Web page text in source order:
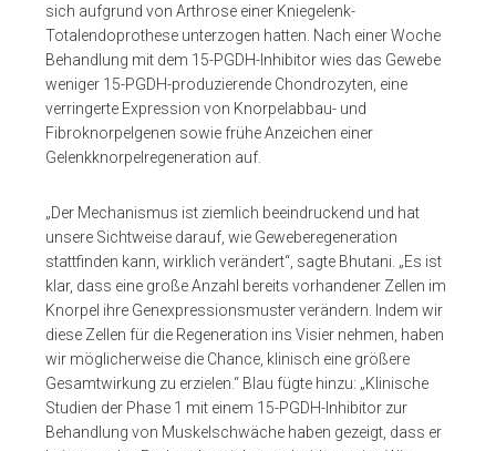
sich aufgrund von Arthrose einer Kniegelenk-
Totalendoprothese unterzogen hatten. Nach einer Woche
Behandlung mit dem 15-PGDH-Inhibitor wies das Gewebe
weniger 15-PGDH-produzierende Chondrozyten, eine
verringerte Expression von Knorpelabbau- und
Fibroknorpelgenen sowie frühe Anzeichen einer
Gelenkknorpelregeneration auf.
„Der Mechanismus ist ziemlich beeindruckend und hat
unsere Sichtweise darauf, wie Geweberegeneration
stattfinden kann, wirklich verändert“, sagte Bhutani. „Es ist
klar, dass eine große Anzahl bereits vorhandener Zellen im
Knorpel ihre Genexpressionsmuster verändern. Indem wir
diese Zellen für die Regeneration ins Visier nehmen, haben
wir möglicherweise die Chance, klinisch eine größere
Gesamtwirkung zu erzielen.“ Blau fügte hinzu: „Klinische
Studien der Phase 1 mit einem 15-PGDH-Inhibitor zur
Behandlung von Muskelschwäche haben gezeigt, dass er